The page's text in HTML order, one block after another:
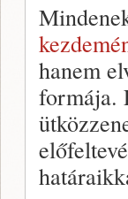
hanem
formája.